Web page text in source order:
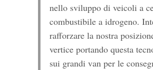
nello sviluppo di veicoli a
combustibile a idrogeno.
rafforzare la nostra
vertice portando questa
sui grandi van per le